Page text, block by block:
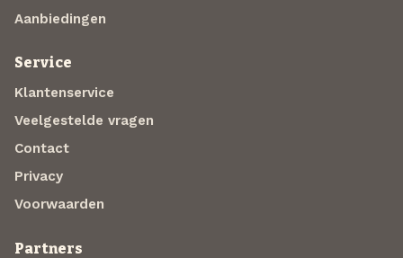
Aanbiedingen
Service
Klantenservice
Veelgestelde vragen
Contact
Privacy
Voorwaarden
Partners